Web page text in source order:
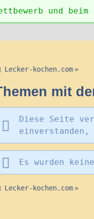
und beim
Lecker-kochen.com »
mit
Diese Seite
Es wurden
Lecker-kochen.com »